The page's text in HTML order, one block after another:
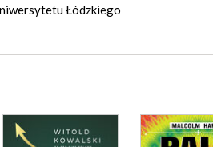
Łódzkiego